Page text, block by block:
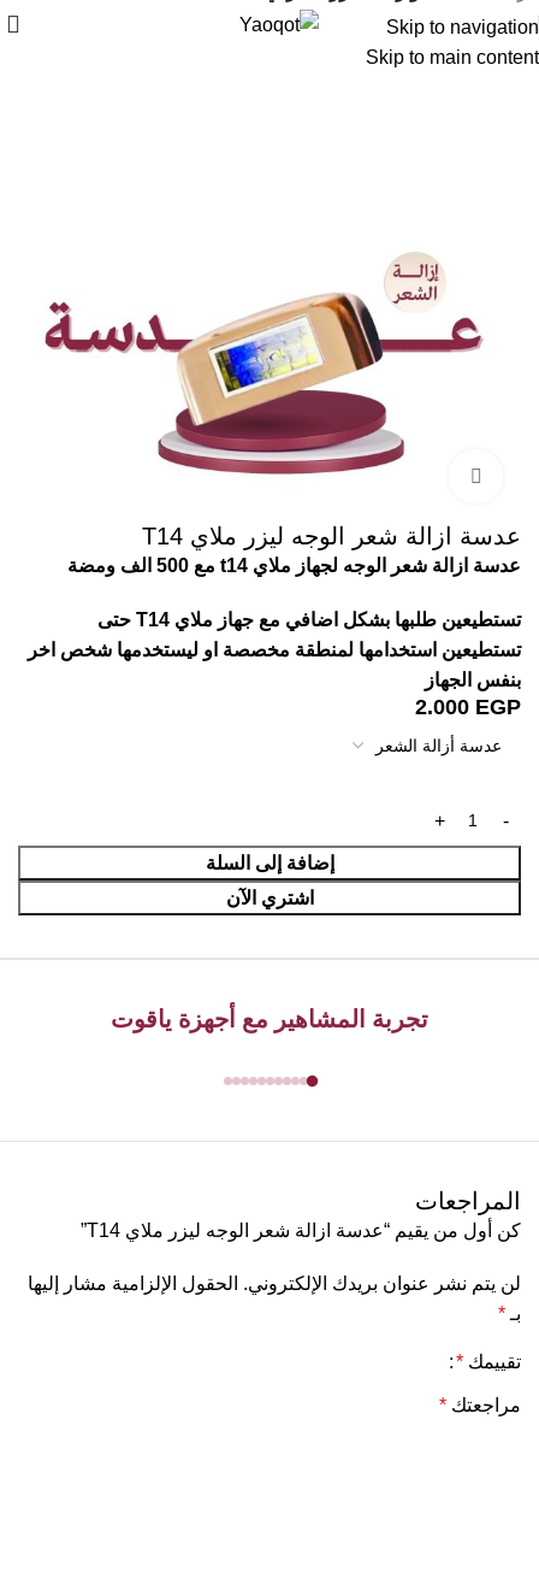
Skip to navigation
Skip to main content
Click to enlarge
عدسة ازالة شعر الوجه ليزر ملاي T14
عدسة ازالة شعر الوجه لجهاز ملاي t14 مع 500 الف ومضة
تستطيعين طلبها بشكل اضافي مع جهاز ملاي T14 حتى
تستطيعين استخدامها لمنطقة مخصصة او ليستخدمها شخص اخر
بنفس الجهاز
قراءة المزيد
2.000 EGP
إضافة إلى السلة
اشتري الآن
تجربة المشاهير مع أجهزة ياقوت
المراجعات
كن أول من يقيم “عدسة ازالة شعر الوجه ليزر ملاي T14”
لن يتم نشر عنوان بريدك الإلكتروني. الحقول الإلزامية مشار إليها
بـ *
تقييمك *
مراجعتك *